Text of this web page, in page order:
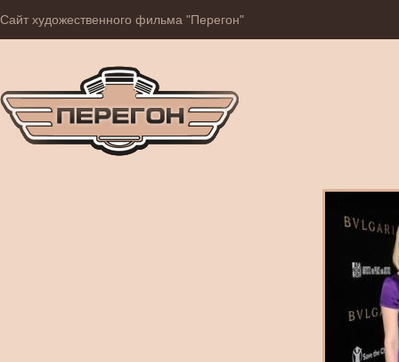
Сайт художественного фильма "Перегон"